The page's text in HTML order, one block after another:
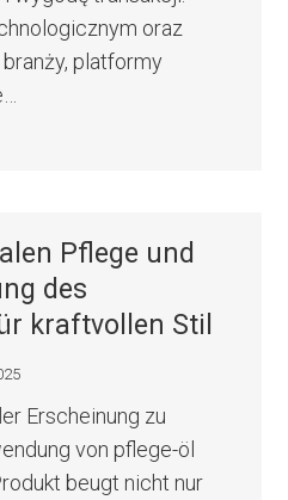
oraz
platformy
Pflege und
des
kraftvollen Stil
Erscheinung zu
von pflege-öl
beugt nicht nur